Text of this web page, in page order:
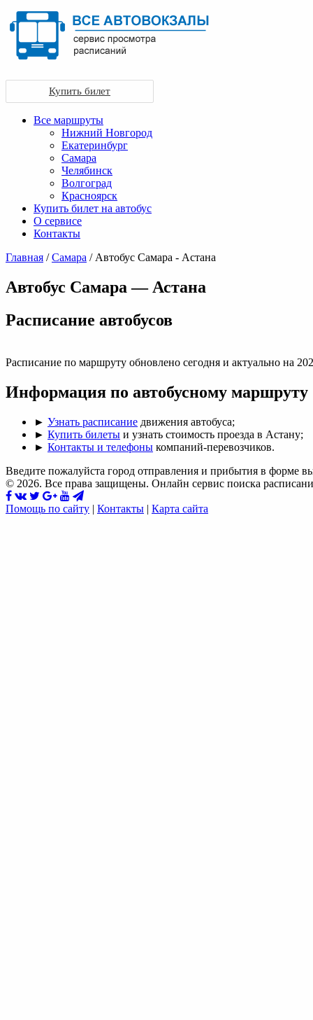
Купить билет
Все маршруты
Нижний Новгород
Екатеринбург
Самара
Челябинск
Волгоград
Красноярск
Купить билет на автобус
О сервисе
Контакты
Главная /Самара / Автобус Самара - Астана
Автобус Самара — Астана
Раcписание автобусов
Расписание по маршруту обновлено сегодня и актуально на
Информация по автобусному
► Узнать расписание движения автобуса;
► Купить билеты и узнать стоимость проезда в Астану;
► Контакты и телефоны компаний-перевозчиков.
Введите пожалуйста город отправления и прибытия в форме
© 2026. Все права защищены. Онлайн сервис поиска
Помощь по сайту | Контакты | Карта сайта